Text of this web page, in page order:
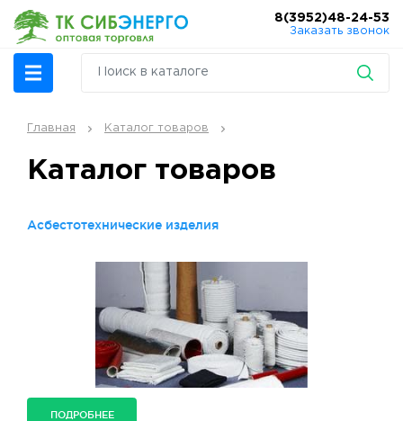
8(3952)48-24-53
Заказать звонок
Главная Каталог товаров
Каталог товаров
Асбестотехнические изделия
ПОДРОБНЕЕ